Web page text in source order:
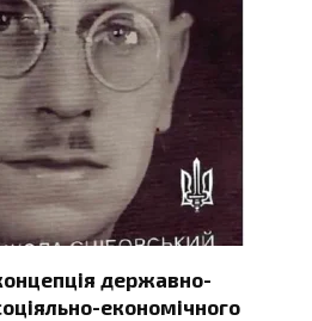
державно-
економічного